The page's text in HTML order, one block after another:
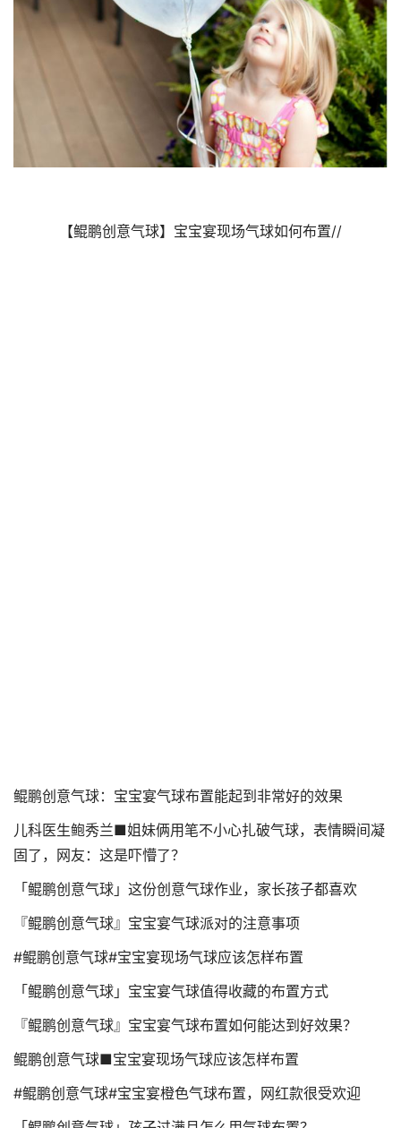
【鲲鹏创意气球】宝宝宴现场气球如何布置//
鲲鹏创意气球：宝宝宴气球布置能起到非常好的效果
儿科医生鲍秀兰■姐妹俩用笔不小心扎破气球，表情瞬间凝
固了，网友：这是吓懵了？
「鲲鹏创意气球」这份创意气球作业，家长孩子都喜欢
『鲲鹏创意气球』宝宝宴气球派对的注意事项
#鲲鹏创意气球#宝宝宴现场气球应该怎样布置
「鲲鹏创意气球」宝宝宴气球值得收藏的布置方式
『鲲鹏创意气球』宝宝宴气球布置如何能达到好效果？
鲲鹏创意气球■宝宝宴现场气球应该怎样布置
#鲲鹏创意气球#宝宝宴橙色气球布置，网红款很受欢迎